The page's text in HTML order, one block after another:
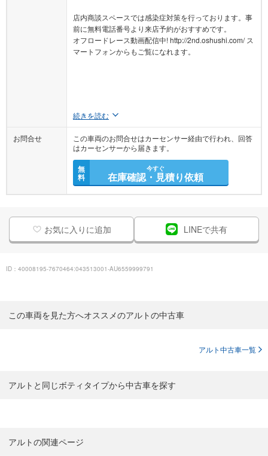
店内商談スペースでは感染症対策を行っております。事
前に無料電話番号より来店予約がおすすめです。
オフロードレース動画配信中! http://2nd.oshushi.com/ ス
マートフォンからもご覧になれます。
続きを読む
お問合せ
この車両のお問合せはカーセンサー経由で行われ、回答
はカーセンサーから届きます。
無
料
今すぐ
在庫確認・見積り依頼
お気に入りに追加 LINEで共有
ID：40008195-7670464:043513001-AU6559999791
この車両を見た方へオススメのアルトの中古車
アルト中古車一覧
アルトと同じボティタイプから中古車を探す
アルトの関連ページ